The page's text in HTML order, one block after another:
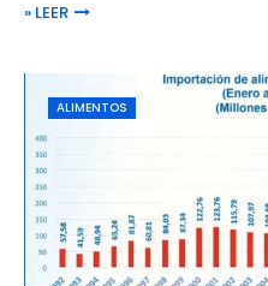
» LEER
ALIMENTOS